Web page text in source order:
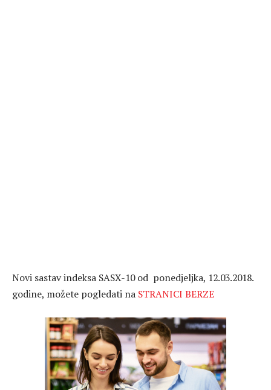
Novi sastav indeksa SASX-10 od ponedjeljka, 12.03.2018.
godine, možete pogledati na STRANICI BERZE